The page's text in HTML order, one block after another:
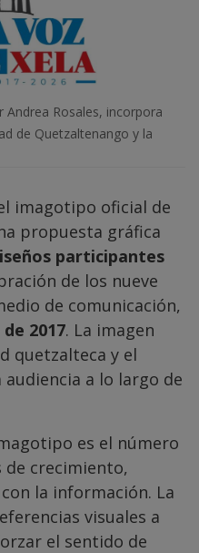
Rosales, incorpora
de Quetzaltenango y la
imagotipo oficial de
propuesta gráfica
participantes
de los nueve
de comunicación,
2017. La imagen
quetzalteca y el
a lo largo de
es el número
de crecimiento,
la información. La
visuales a
el sentido de